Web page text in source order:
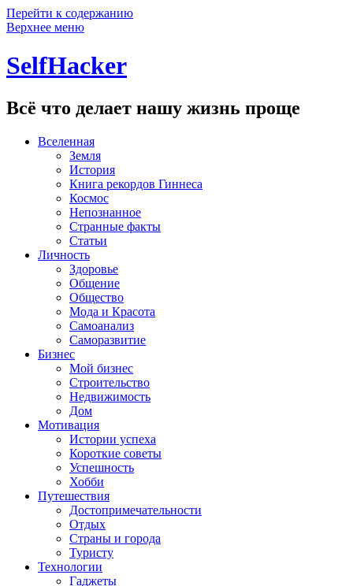
Перейти к содержанию
Верхнее меню
SelfHacker
Всё что делает нашу жизнь проще
Вселенная
Земля
История
Книга рекордов Гиннеса
Космос
Непознанное
Странные факты
Статьи
Личность
Здоровье
Общение
Общество
Мода и Красота
Самоанализ
Саморазвитие
Бизнес
Мой бизнес
Строительство
Недвижимость
Дом
Мотивация
Истории успеха
Короткие советы
Успешность
Хобби
Путешествия
Достопримечательности
Отдых
Страны и города
Туристу
Технологии
Гаджеты